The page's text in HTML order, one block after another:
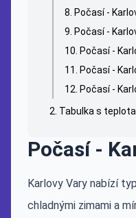
Počasí -
Počasí -
Počasí -
Počasí -
Počasí -
Tabulka s
Počasí -
Karlovy Vary nabízí
chladnými zimami a